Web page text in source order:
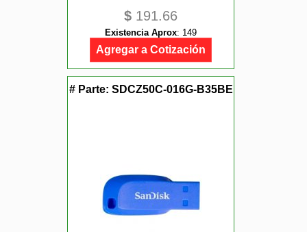
$ 191.66
Existencia Aprox: 149
Agregar a Cotización
# Parte: SDCZ50C-016G-B35BE